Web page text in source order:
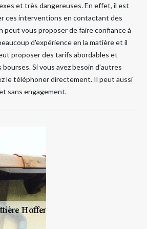
et très dangereuses. En effet, il est
ces interventions en contactant des
peut vous proposer de faire confiance à
d'expérience en la matière et il
proposer des tarifs abordables et
Si vous avez besoin d'autres
le téléphoner directement. Il peut aussi
sans engagement.